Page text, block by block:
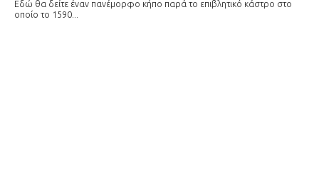
Εδώ θα δείτε έναν πανέμορφο κήπο παρά το επιβλητικό κάστρο στο
οποίο το 1590...